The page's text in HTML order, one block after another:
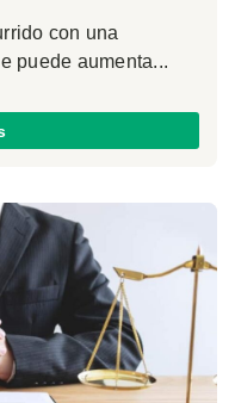
con una
puede aumenta...